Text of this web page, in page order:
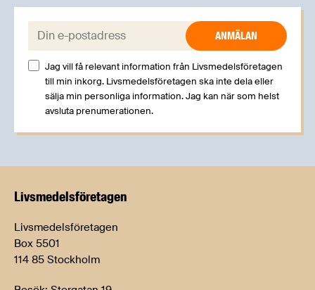
E-post:
Jag vill få relevant information från Livsmedelsföretagen
till min inkorg. Livsmedelsföretagen ska inte dela eller
sälja min personliga information. Jag kan när som helst
avsluta prenumerationen.
Livsmedels­företagen
Livsmedelsföretagen
Box 5501
114 85 Stockholm